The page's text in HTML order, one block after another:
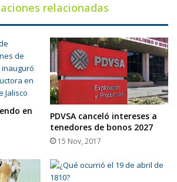
relacionadas
en
PDVSA canceló intereses a
tenedores de bonos 2027
15 Nov, 2017